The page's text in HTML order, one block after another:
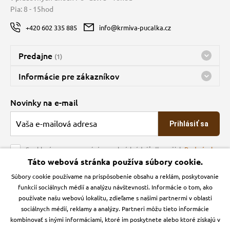
a ohlávky
so psom
mačky
podložky
poukazy
Pia: 8 - 15hod
+420 602 335 885 info@krmiva-pucalka.cz
Predajne (1)
Predajňa a sklad Kbely
nes máme otvorené 08:00 - 16:00
Informácie pre zákazníkov
O spoločnosti
Veľkoobchod
Obchodné podmienky
Kontakt
Podmienky ochrany osobných údajov
Zásady používanie cookies a Google Analytics
Novinky na e-mail
Prihlásiť sa
Souhlasím se zpracováním osobních údajů dle našichPodmínek
ochrany osobních údajů
Krmiva Pučálka na sociálnych sieťach
Instagran Facebook
Táto webová stránka používa súbory cookie.
Súbory cookie používame na prispôsobenie obsahu a reklám, poskytovanie
funkcií sociálnych médií a analýzu návštevnosti. Informácie o tom, ako
používate našu webovú lokalitu, zdieľame s našimi partnermi v oblasti
sociálnych médií, reklamy a analýzy. Partneri môžu tieto informácie
kombinovať s inými informáciami, ktoré im poskytnete alebo ktoré získajú v